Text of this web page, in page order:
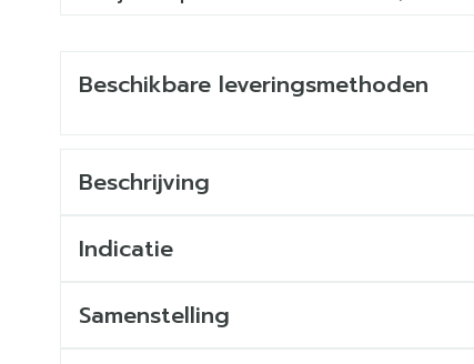
Beschikbare leveringsmethoden
Beschrijving
Indicatie
Samenstelling